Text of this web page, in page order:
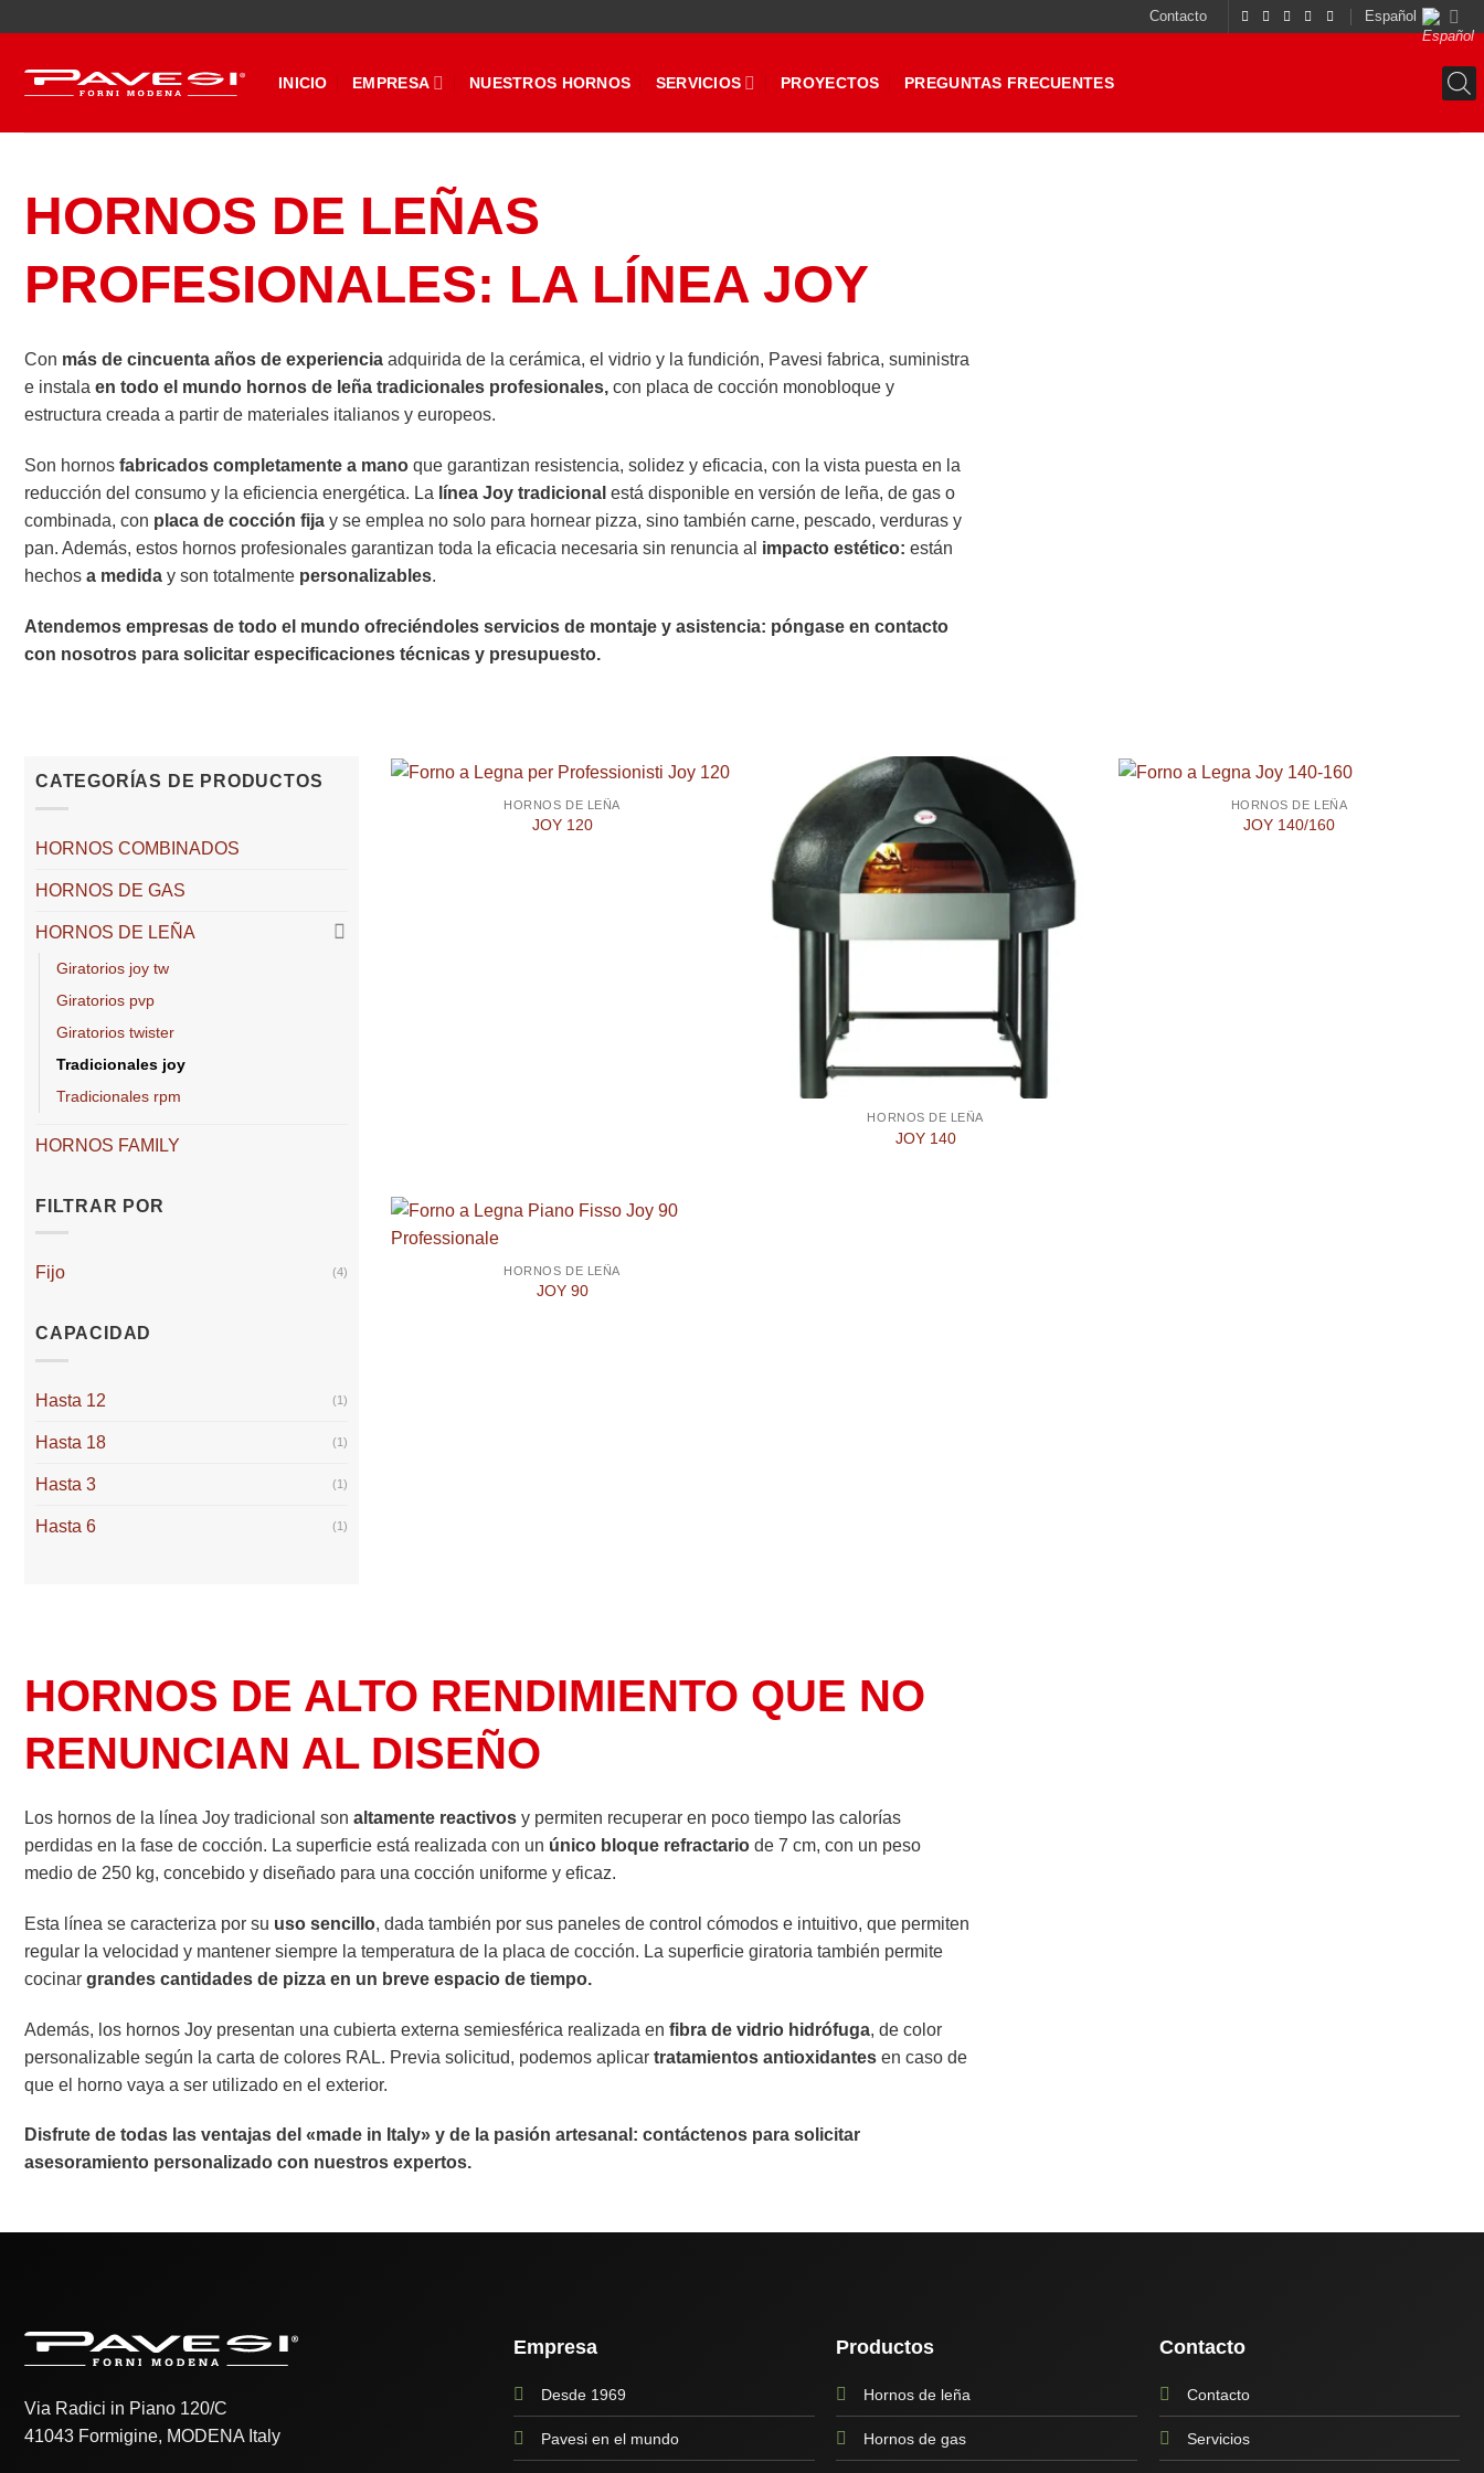
contenido
Contacto Español
INICIO EMPRESA NUESTROS HORNOS SERVICIOS PROYECTOS PREGUNTAS FRECUENTES
HORNOS DE LEÑAS
PROFESIONALES: LA LÍNEA JOY
Con más de cincuenta años de experiencia adquirida de la cerámica, el vidrio y la fundición, Pavesi fabrica, suministra
e instala en todo el mundo hornos de leña tradicionales profesionales, con placa de cocción monobloque y
estructura creada a partir de materiales italianos y europeos.
Son hornos fabricados completamente a mano que garantizan resistencia, solidez y eficacia, con la vista puesta en la
reducción del consumo y la eficiencia energética. La línea Joy tradicional está disponible en versión de leña, de gas o
combinada, con placa de cocción fija y se emplea no solo para hornear pizza, sino también carne, pescado, verduras y
pan. Además, estos hornos profesionales garantizan toda la eficacia necesaria sin renuncia al impacto estético: están
hechos a medida y son totalmente personalizables.
Atendemos empresas de todo el mundo ofreciéndoles servicios de montaje y asistencia: póngase en contacto
con nosotros para solicitar especificaciones técnicas y presupuesto.
CATEGORÍAS DE PRODUCTOS
HORNOS COMBINADOS
HORNOS DE GAS
HORNOS DE LEÑA
giratorios joy tw
giratorios pvp
giratorios twister
tradicionales joy
tradicionales rpm
HORNOS FAMILY
FILTRAR POR
Fijo (4)
CAPACIDAD
Hasta 12 (1)
Hasta 18 (1)
Hasta 3 (1)
Hasta 6 (1)
HORNOS DE LEÑA
JOY 120
HORNOS DE LEÑA
JOY 140
HORNOS DE LEÑA
JOY 140/160
HORNOS DE LEÑA
JOY 90
HORNOS DE ALTO RENDIMIENTO QUE NO
RENUNCIAN AL DISEÑO
Los hornos de la línea Joy tradicional son altamente reactivos y permiten recuperar en poco tiempo las calorías
perdidas en la fase de cocción. La superficie está realizada con un único bloque refractario de 7 cm, con un peso
medio de 250 kg, concebido y diseñado para una cocción uniforme y eficaz.
Esta línea se caracteriza por su uso sencillo, dada también por sus paneles de control cómodos e intuitivo, que permiten
regular la velocidad y mantener siempre la temperatura de la placa de cocción. La superficie giratoria también permite
cocinar grandes cantidades de pizza en un breve espacio de tiempo.
Además, los hornos Joy presentan una cubierta externa semiesférica realizada en fibra de vidrio hidrófuga, de color
personalizable según la carta de colores RAL. Previa solicitud, podemos aplicar tratamientos antioxidantes en caso de
que el horno vaya a ser utilizado en el exterior.
Disfrute de todas las ventajas del «made in Italy» y de la pasión artesanal: contáctenos para solicitar
asesoramiento personalizado con nuestros expertos.
Via Radici in Piano 120/C
41043 Formigine, MODENA Italy
Empresa
Desde 1969
Pavesi en el mundo
Productos
Hornos de leña
Hornos de gas
Contacto
Contacto
Servicios